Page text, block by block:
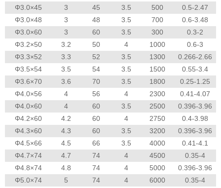
Φ3.0×45
3 45 3.5 500
0.5-2.47
Φ3.0×48
3 48 3.5 700
0.6-3.48
Φ3.0×60
3 60 3.5 300
0.3-2
Φ3.2×50
3.2 50 4 1000
0.6-3
Φ3.3×52
3.3 52 3.5 1300
0.266-2.66
Φ3.5×54
3.5 54 3.5 1500
0.55-3.4
Φ3.6×70
3.6 70 3.5 1800
0.25-1.25
Φ4.0×56
4 56 4 2300
0.41-4.07
Φ4.0×60
4 60 3.5 2500
0.396-3.96
Φ4.2×60
4.2 60 4 2750
0.4-3.98
Φ4.3×60
4.3 60 3.5 3200
0.396-3.96
Φ4.5×66
4.5 66 3.5 4000
0.41-4.1
Φ4.7×74
4.7 74 4 4500
0.35-4
Φ4.8×74
4.8 74 4 5000
0.396-3.96
Φ5.0×74
5 74 4 6000
0.35-4